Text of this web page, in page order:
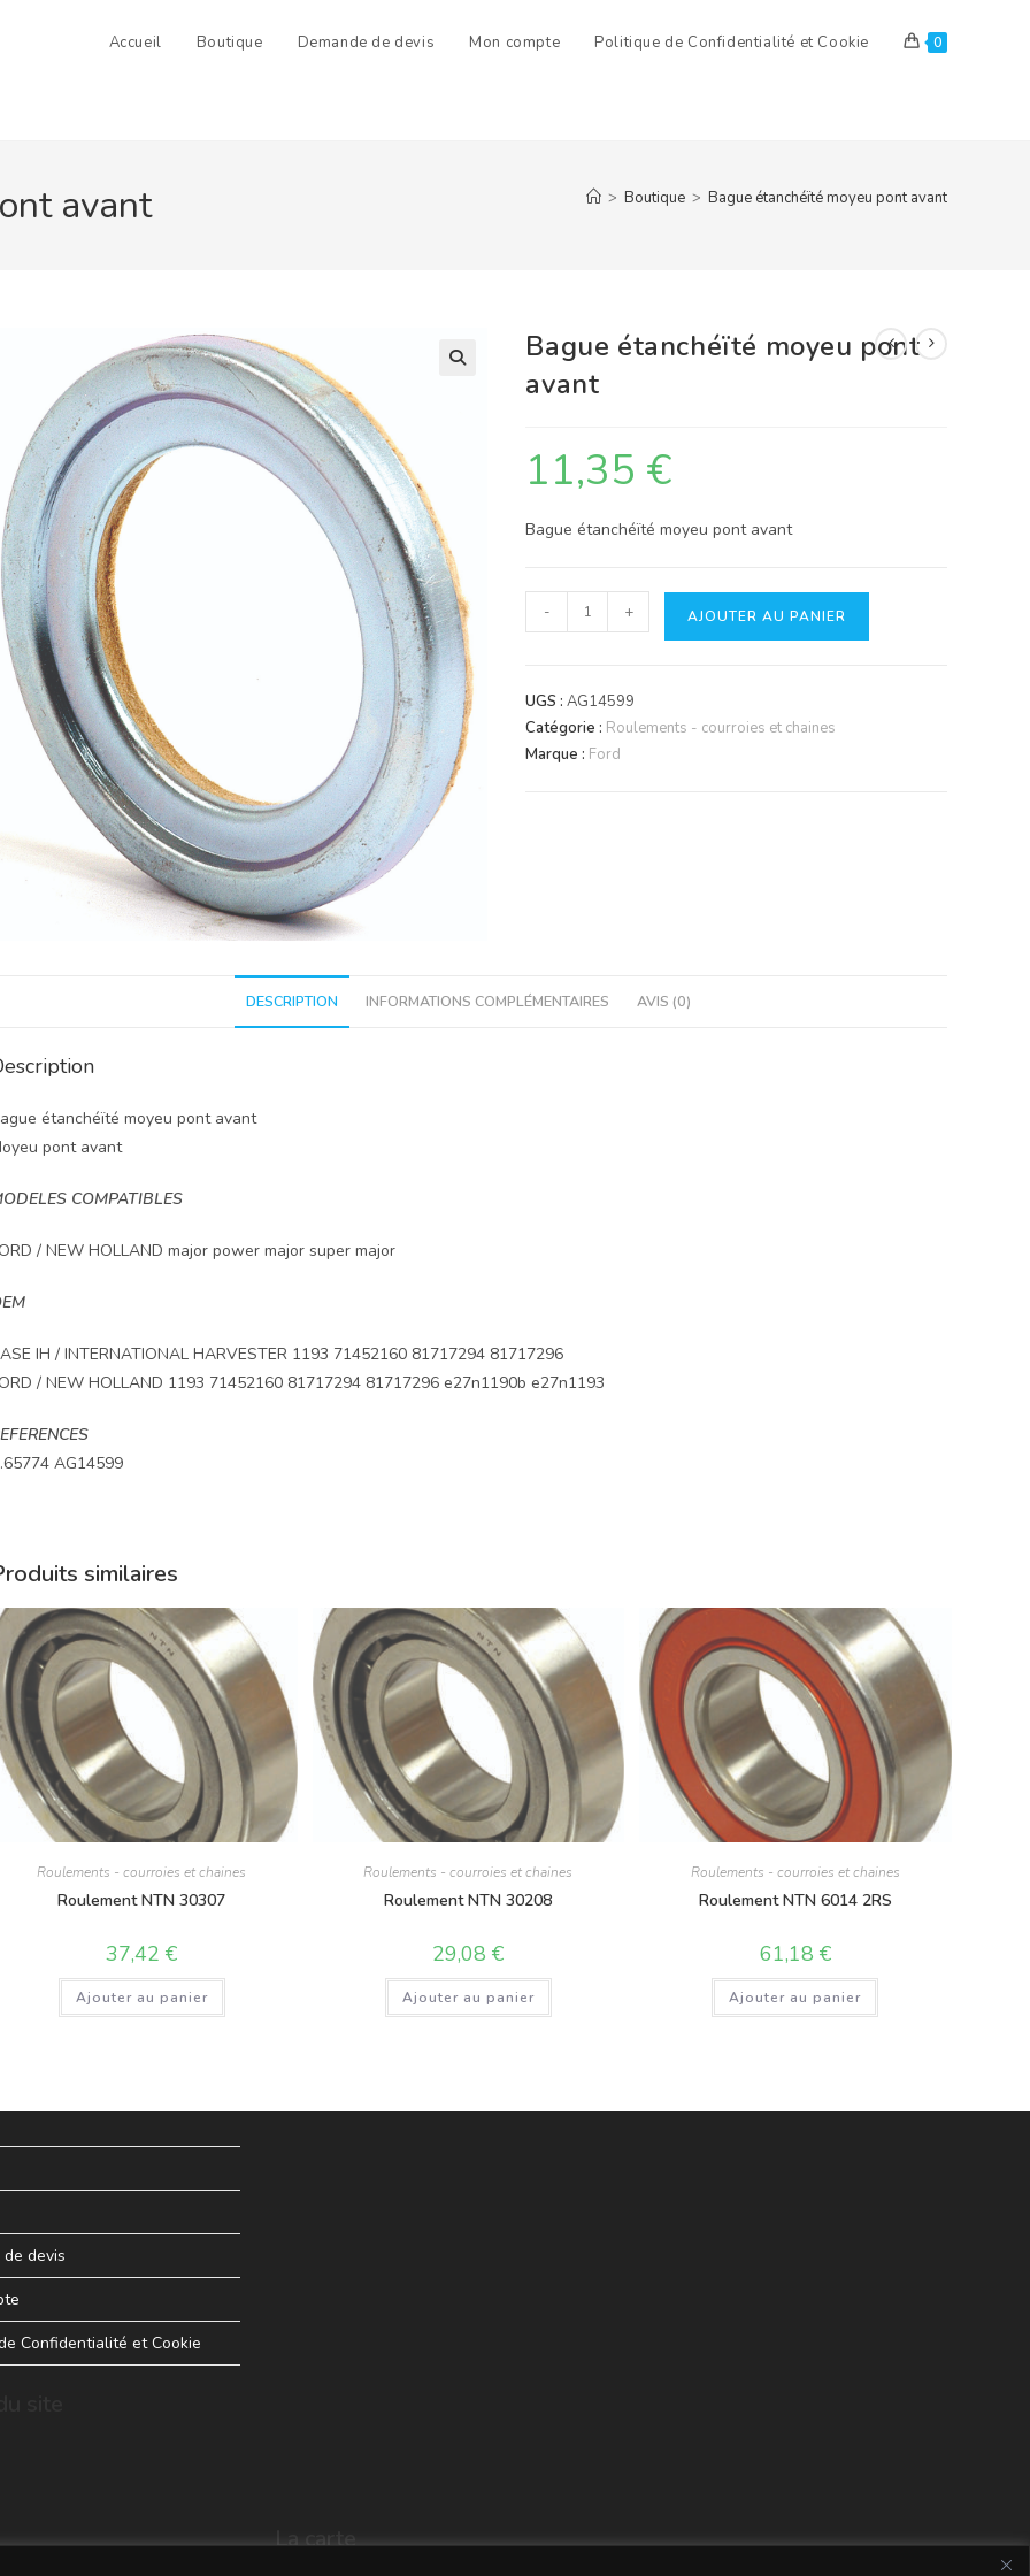
Accueil Boutique Demande de devis Mon compte Politique de Confidentialité et Cookie 0
avant > Boutique > Bague étanchéïté moyeu pont avant
Bague étanchéïté moyeu pont
avant
11,35 €
Bague étanchéïté moyeu pont avant
quantité
de
étanchéïté
moyeu
pont
- + AJOUTER AU PANIER
UGS :AG14599
Catégorie : Roulements - courroies et chaines
Marque : Ford
DESCRIPTION INFORMATIONS COMPLÉMENTAIRES AVIS (0)
étanchéïté moyeu pont avant
pont avant
COMPATIBLES
/ NEW HOLLAND major power major super major
IH / INTERNATIONAL HARVESTER 1193 71452160 81717294 81717296
/ NEW HOLLAND 1193 71452160 81717294 81717296 e27n1190b e27n1193
AG14599
similaires
Roulements - courroies et chaines
Roulement NTN 30307
37,42€
Ajouter au panier
Roulements - courroies et chaines
Roulement NTN 30208
29,08€
Ajouter au panier
Roulements - courroies et chaines
Roulement NTN 6014 2RS
61,18 €
Ajouter au panier
devis
Confidentialité et Cookie
La carte